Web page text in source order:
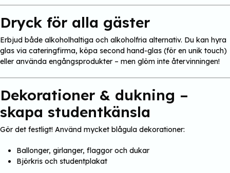
Dryck för alla gäster
Erbjud både alkoholhaltiga och alkoholfria alternativ. Du kan hyra
glas via cateringfirma, köpa second hand-glas (för en unik touch)
eller använda engångsprodukter – men glöm inte återvinningen!
Dekorationer & dukning –
skapa studentkänsla
Gör det festligt! Använd mycket blågula dekorationer:
Ballonger, girlanger, flaggor och dukar
Björkris och studentplakat